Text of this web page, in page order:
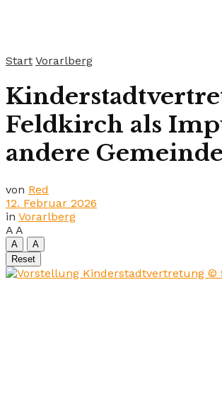
Start Vorarlberg
Feldkirch als
andere
von Red
12. Februar 2026
in Vorarlberg
A A
A
A
Reset